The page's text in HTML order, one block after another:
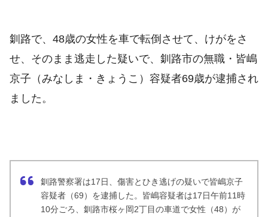
釧路で、48歳の女性を車で転倒させて、けがをさ
せ、そのまま逃走した疑いで、釧路市の無職・皆嶋
京子（みなしま・きょうこ）容疑者69歳が逮捕され
ました。
釧路警察署は17日、傷害とひき逃げの疑いで皆嶋京子
容疑者（69）を逮捕した。皆嶋容疑者は17日午前11時
10分ごろ、釧路市桜ヶ岡2丁目の車道で女性（48）が